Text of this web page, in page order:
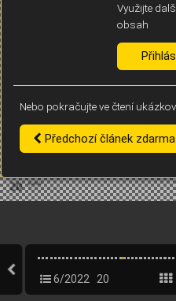
Vaše souhlasy a odmítnutí si
vás už příště znovu neptali.
6/2022 20
Využijte
obsah
Nebo pokračujte ve čtení
Předchozí článek zdarma